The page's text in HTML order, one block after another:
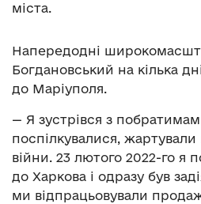
міста.
Напередодні
Богдановський на кілька
до Маріуполя.
— Я зустрівся з
поспілкувалися,
війни. 23 лютого 2022-го я
до Харкова і одразу був
ми відпрацьовували